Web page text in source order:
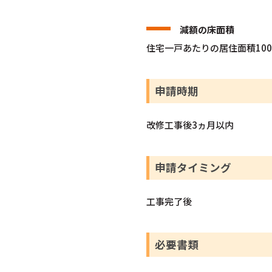
減額の床面積
住宅一戸あたりの居住面積
申請時期
改修工事後3ヵ月以内
申請タイミング
工事完了後
必要書類